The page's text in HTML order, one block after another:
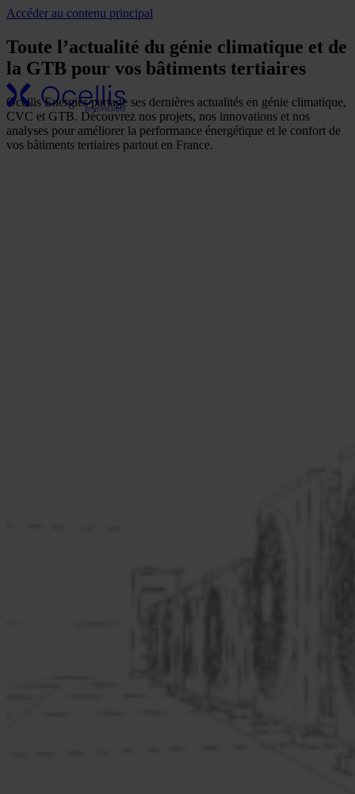
Accéder au contenu principal
d'activité
Notre
entreprise
Une présence
nationale
Nos références
Toute l’actualité du génie climatique et de
la GTB pour vos bâtiments tertiaires
Ocellis Energies partage ses dernières actualités en génie climatique,
CVC et GTB. Découvrez nos projets, nos innovations et nos
analyses pour améliorer la performance énergétique et le confort de
vos bâtiments tertiaires partout en France.